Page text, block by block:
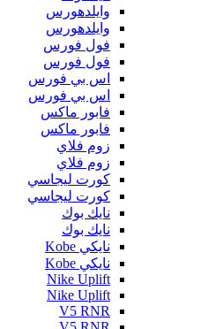
وايلدهورس
وايلدهورس
فول فورس
فول فورس
اس بي فورس
اس بي فورس
فابور ماكس
فابور ماكس
زوم فلاي
زوم فلاي
كورت ليجاسي
كورت ليجاسي
نايك بوك
نايك بوك
نايكي Kobe
نايكي Kobe
Nike Uplift
Nike Uplift
V5 RNR